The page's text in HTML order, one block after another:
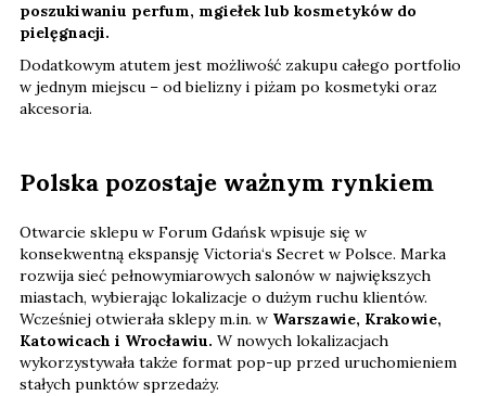
poszukiwaniu perfum, mgiełek lub kosmetyków do
pielęgnacji.
Dodatkowym atutem jest możliwość zakupu całego portfolio
w jednym miejscu – od bielizny i piżam po kosmetyki oraz
akcesoria.
Polska pozostaje ważnym rynkiem
Otwarcie sklepu w Forum Gdańsk wpisuje się w
konsekwentną ekspansję Victoria‘s Secret w Polsce. Marka
rozwija sieć pełnowymiarowych salonów w największych
miastach, wybierając lokalizacje o dużym ruchu klientów.
Wcześniej otwierała sklepy m.in. w Warszawie, Krakowie,
Katowicach i Wrocławiu. W nowych lokalizacjach
wykorzystywała także format pop-up przed uruchomieniem
stałych punktów sprzedaży.